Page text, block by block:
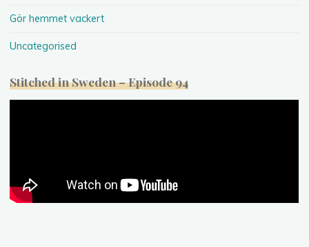
Gör hemmet vackert
Uncategorised
Stitched in Sweden – Episode 94